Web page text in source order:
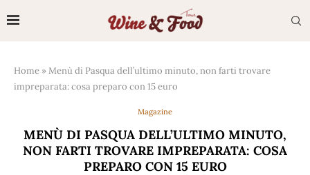
Home »Menù di Pasqua dell’ultimo minuto, non farti trovare
impreparata: cosa preparo con 15 euro
Magazine
MENÙ DI PASQUA DELL’ULTIMO MINUTO,
NON FARTI TROVARE IMPREPARATA: COSA
PREPARO CON 15 EURO